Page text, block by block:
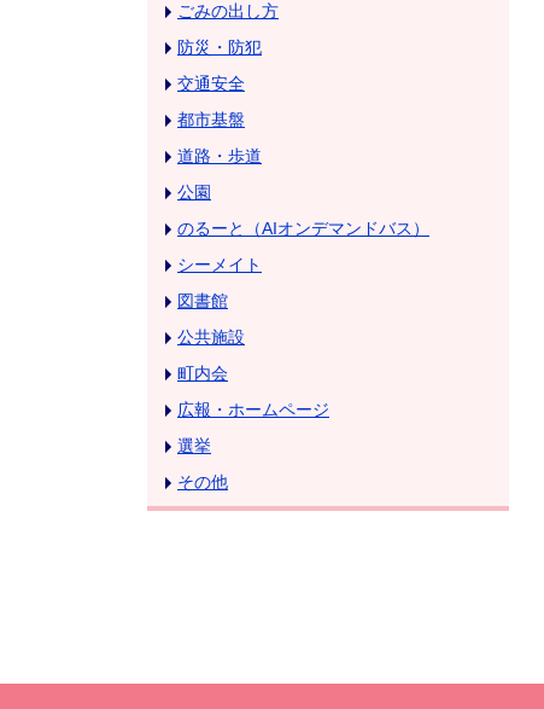
ごみの出し方
防災・防犯
交通安全
都市基盤
道路・歩道
公園
のるーと（AIオンデマンドバス）
シーメイト
図書館
公共施設
町内会
広報・ホームページ
選挙
その他